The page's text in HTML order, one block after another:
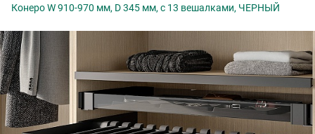
Конеро W 910-970 мм, D 345 мм, с 13 вешалками, ЧЕРНЫЙ